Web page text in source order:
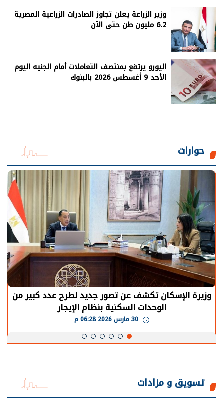
وزير الزراعة يعلن تجاوز الصادرات الزراعية المصرية
6.2 مليون طن حتى الآن
اليورو يرتفع بمنتصف التعاملات أمام الجنيه اليوم
الأحد 9 أغسطس 2026 بالبنوك
حوارات
الرئيس السيسي: توقف الأنشطة في قطاع الطاقة
يحتاج إلى سنوات لعودة معدلات الإنتاج الطبيعية
تسويق و مزادات